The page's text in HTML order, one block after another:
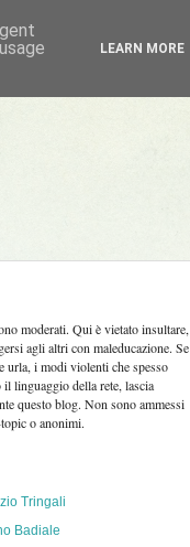
moderati. Qui è vietato insultare,
agli altri con maleducazione. Se
urla, i modi violenti che spesso
il linguaggio della rete, lascia
questo blog. Non sono ammessi
o anonimi.
Tringali
Badiale
LEARN MORE